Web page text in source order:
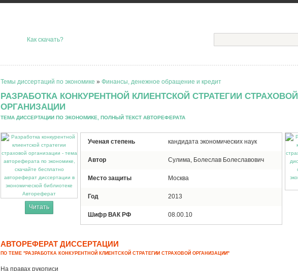
Как скачать?
Темы диссертаций по экономике » Финансы, денежное обращение и кредит
РАЗРАБОТКА КОНКУРЕНТНОЙ КЛИЕНТСКОЙ СТРАТЕГИИ СТРАХОВОЙ
ОРГАНИЗАЦИИ
ТЕМА ДИССЕРТАЦИИ ПО ЭКОНОМИКЕ, ПОЛНЫЙ ТЕКСТ АВТОРЕФЕРАТА
Автореферат
Читать
Ученая степень кандидата экономических наук
Автор Сулима, Болеслав Болеславович
Место защиты Москва
Год 2013
Шифр ВАК РФ 08.00.10
АВТОРЕФЕРАТ ДИССЕРТАЦИИ
ПО ТЕМЕ "РАЗРАБОТКА КОНКУРЕНТНОЙ КЛИЕНТСКОЙ СТРАТЕГИИ СТРАХОВОЙ ОРГАНИЗАЦИИ"
На правах рукописи